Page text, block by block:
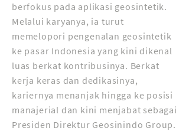
berfokus pada aplikasi geosintetik.
Melalui karyanya, ia turut
memelopori pengenalan geosintetik
ke pasar Indonesia yang kini dikenal
luas berkat kontribusinya. Berkat
kerja keras dan dedikasinya,
kariernya menanjak hingga ke posisi
manajerial dan kini menjabat sebagai
Presiden Direktur Geosinindo Group.